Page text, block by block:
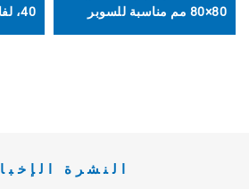
80×80 مم مناسبة للسوبر
40،
النشرة